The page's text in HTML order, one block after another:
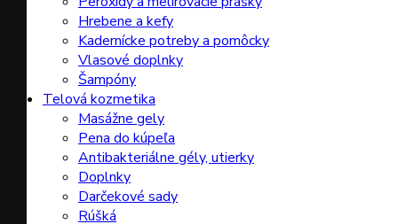
Hrebene a kefy
Kadernícke potreby a pomôcky
Vlasové doplnky
Šampóny
Telová kozmetika
Masážne gely
Pena do kúpeľa
Antibakteriálne gély, utierky
Doplnky
Darčekové sady
Rúšká